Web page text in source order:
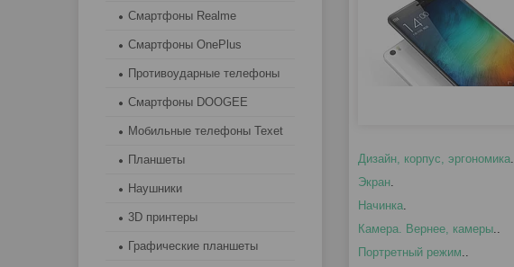
Дизайн, корпус, эргономика.
Экран.
Начинка.
Камера. Вернее, камеры..
Портретный режим..
Смартфоны Realme
Смартфоны OnePlus
Противоударные телефоны
Смартфоны DOOGEE
Мобильные телефоны Texet
Планшеты
Наушники
3D принтеры
Графические планшеты